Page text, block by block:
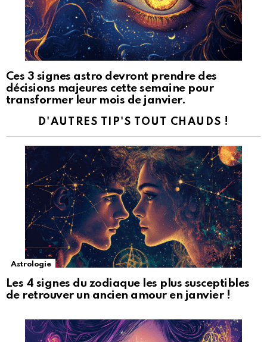
Ces 3 signes astro devront prendre des
décisions majeures cette semaine pour
transformer leur mois de janvier.
D'AUTRES TIP'S TOUT CHAUDS !
Astrologie
Les 4 signes du zodiaque les plus susceptibles
de retrouver un ancien amour en janvier !